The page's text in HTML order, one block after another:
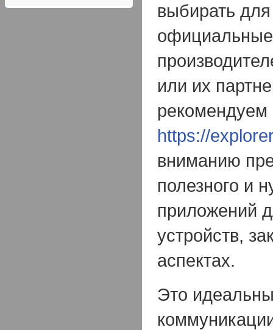
выбирать
или их
рекомендуем
https://
вниманию
полезного и
приложений
устройств,
аспектах.
Это